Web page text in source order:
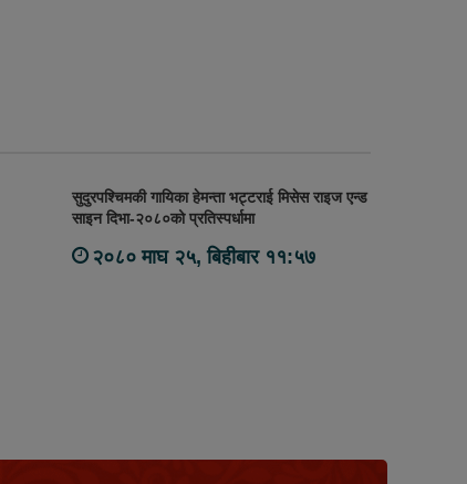
सुदुरपश्चिमकी गायिका हेमन्ता भट्टराई मिसेस राइज एन्ड
साइन दिभा-२०८०को प्रतिस्पर्धामा
२०८० माघ २५, बिहीबार ११:५७